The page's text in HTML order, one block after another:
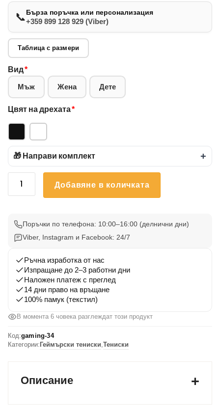
📞Бърза поръчка или персонализация
+359 899 128 929 (Viber)
Таблица с размери
Вид*
Мъж Жена Дете
Цвят на дрехата*
🎁 Направи комплект +
количество
34
Добавяне в количката
Поръчки по телефона: 10:00–16:00 (делнични дни)
Viber, Instagram и Facebook: 24/7
Ръчна изработка от нас
Изпращане до 2–3 работни дни
Наложен платеж с преглед
14 дни право на връщане
100% памук (текстил)
В момента 6 човека разглеждат този продукт
Код:gaming-34
Категории: Геймърски тениски Тениски
Описание